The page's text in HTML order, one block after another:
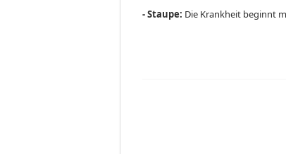
- Staupe: Die Krankheit beginnt